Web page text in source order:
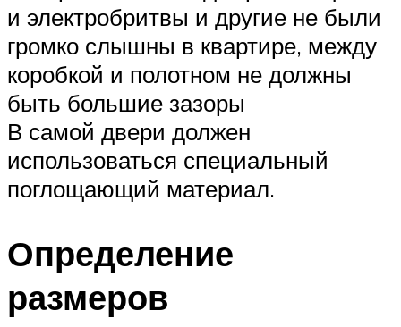
и электробритвы и другие не были
громко слышны в квартире, между
коробкой и полотном не должны
быть большие зазоры
В самой двери должен
использоваться специальный
поглощающий материал.
Определение
размеров